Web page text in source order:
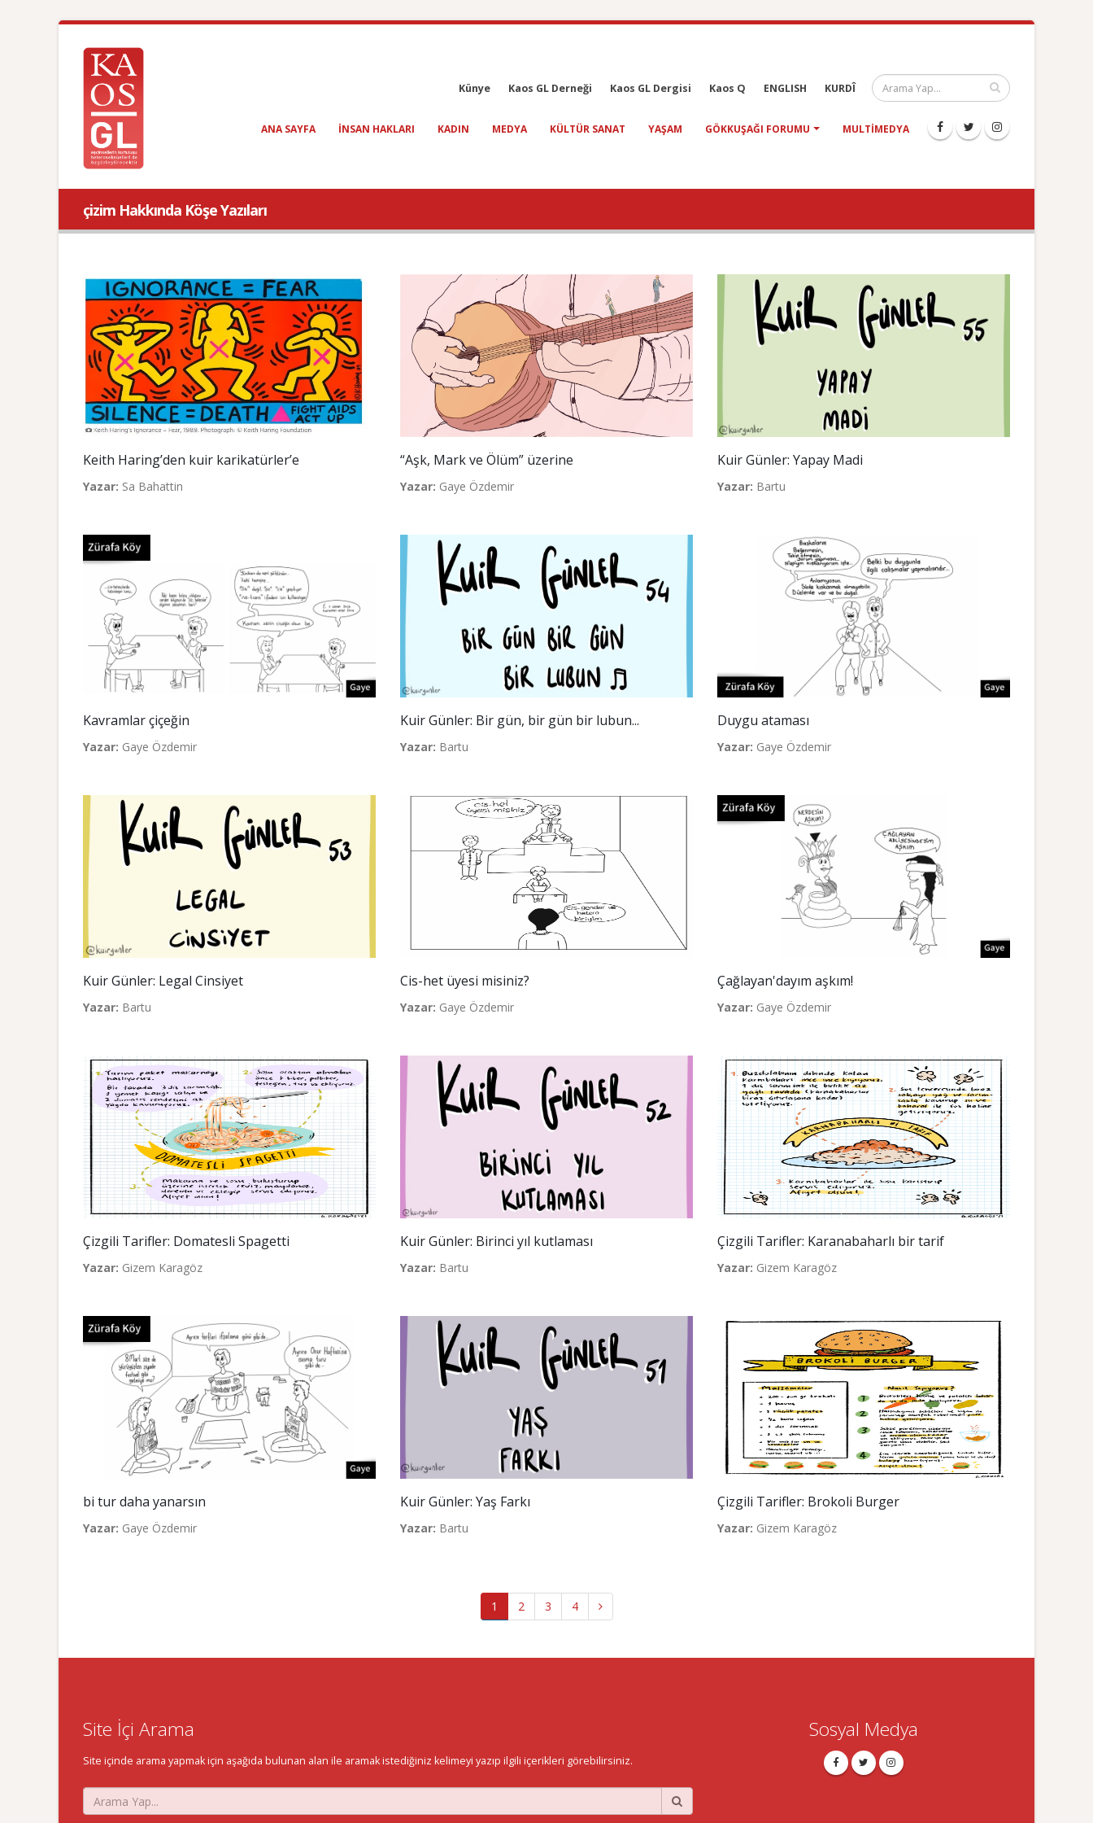
Künye Kaos GL Derneği Kaos GL Dergisi Kaos Q ENGLISH KURDÎ
ANA SAYFA INSAN HAKLARI KADIN MEDYA KÜLTÜR SANAT YAŞAM GÖKKUŞAĞI FORUMU MULTIMEDYA
çizim Hakkında Köşe Yazıları
Keith Haring’den kuir karikatürler’e
Yazar: Sa Bahattin
“Aşk, Mark ve Ölüm” üzerine
Yazar: Gaye Özdemir
Kuir Günler: Yapay Madi
Yazar: Bartu
Kavramlar çiçeğin
Yazar: Gaye Özdemir
Kuir Günler: Bir gün, bir gün bir lubun...
Yazar: Bartu
Duygu ataması
Yazar: Gaye Özdemir
Kuir Günler: Legal Cinsiyet
Yazar: Bartu
Cis-het üyesi misiniz?
Yazar: Gaye Özdemir
Çağlayan'dayım aşkım!
Yazar: Gaye Özdemir
Çizgili Tarifler: Domatesli Spagetti
Yazar: Gizem Karagöz
Kuir Günler: Birinci yıl kutlaması
Yazar: Bartu
Çizgili Tarifler: Karanabaharlı bir tarif
Yazar: Gizem Karagöz
bi tur daha yanarsın
Yazar: Gaye Özdemir
Kuir Günler: Yaş Farkı
Yazar: Bartu
Çizgili Tarifler: Brokoli Burger
Yazar: Gizem Karagöz
1 2 3 4
Site İçi Arama
Site içinde arama yapmak için aşağıda bulunan alan ile aramak istediğiniz kelimeyi yazıp ilgili içerikleri görebilirsiniz.
Sosyal Medya